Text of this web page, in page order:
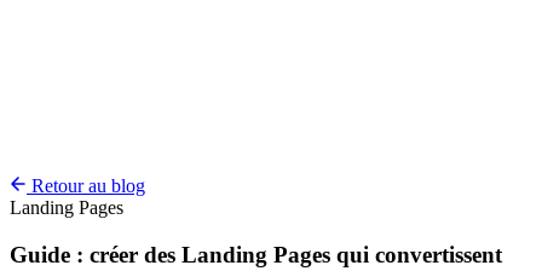
Retour au blog
Landing Pages
Guide : créer des Landing Pages qui convertissent